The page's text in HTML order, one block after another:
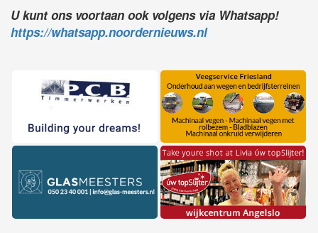
U kunt ons voortaan ook volgens via Whatsapp!
https://whatsapp.noordernieuws.nl